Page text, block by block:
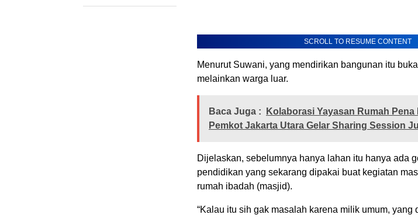
SCROLL TO RESUME CONTENT
Menurut Suwani, yang mendirikan bangunan itu
melainkan warga luar.
Baca Juga :
Kolaborasi Yayasan Rumah Pena
Pemkot Jakarta Utara Gelar Sharing Session
Dijelaskan, sebelumnya hanya lahan itu hanya ada
pendidikan yang sekarang dipakai buat kegiatan
rumah ibadah (masjid).
“Kalau itu sih gak masalah karena milik umum, yang